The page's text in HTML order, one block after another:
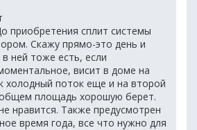
приобретения сплит системы
Скажу прямо-это день и
ней тоже есть, если
висит в доме на
холодный поток еще и на второй
площадь хорошую берет.
нравится. Также предусмотрен
время года, все что нужно для